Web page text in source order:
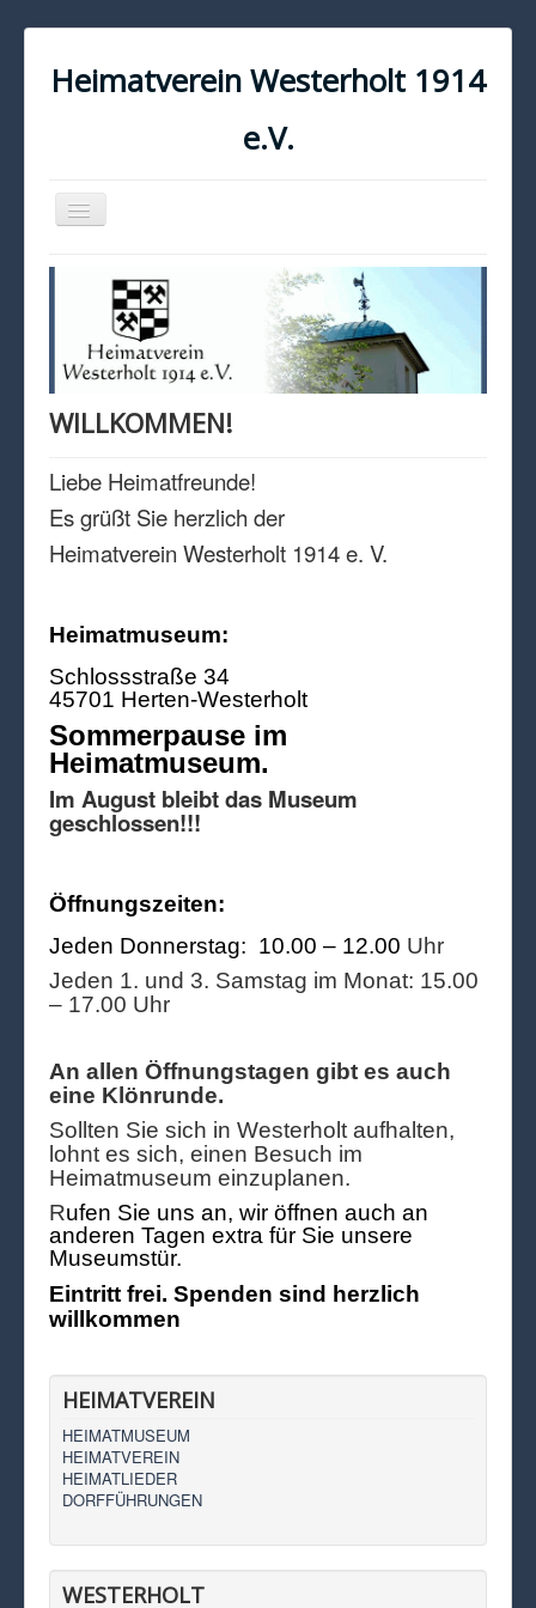
Heimatverein Westerholt 1914
e.V.
Navigation
an/aus
KONTAKT
IMPRESSUM
DATENSCHUTZ
WILLKOMMEN!
Liebe Heimatfreunde!
Es grüßt Sie herzlich der
Heimatverein Westerholt 1914 e. V.
Heimatmuseum:
Schlossstraße 34
45701 Herten-Westerholt
Sommerpause im
Heimatmuseum.
Im August bleibt das Museum
geschlossen!!!
Öffnungszeiten:
Jeden Donnerstag: 10.00 – 12.00 Uhr
Jeden 1. und 3. Samstag im Monat: 15.00
– 17.00 Uhr
An allen Öffnungstagen gibt es auch
eine Klönrunde.
Sollten Sie sich in Westerholt aufhalten,
lohnt es sich, einen Besuch im
Heimatmuseum einzuplanen.
Rufen Sie uns an, wir öffnen auch an
anderen Tagen extra für Sie unsere
Museumstür.
Eintritt frei. Spenden sind herzlich
willkommen
HEIMATVEREIN
HEIMATMUSEUM
HEIMATVEREIN
HEIMATLIEDER
DORFFÜHRUNGEN
WESTERHOLT